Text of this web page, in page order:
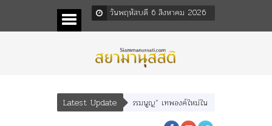
วันพฤหัสบดี 6 สิงหาคม 2026
Latest Update
สนา” “อรุณเทพบุตร” และ “เทพีรัฐธรรมนูญ” เทพองค์ใหม่ใน “ศิลปะคณะราษฎร”